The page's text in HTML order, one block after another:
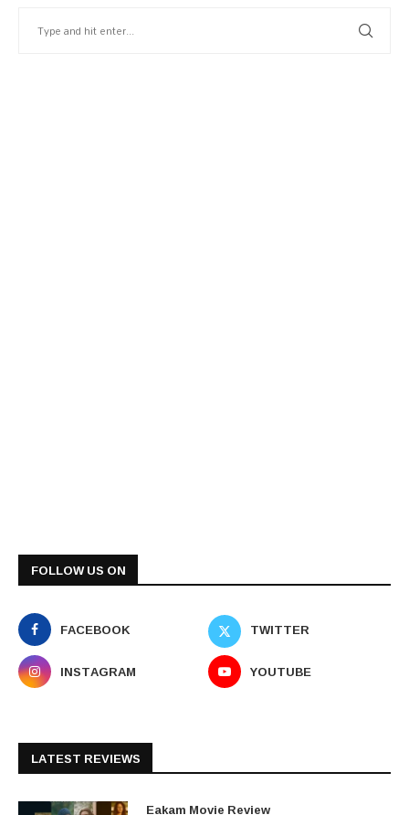
FOLLOW US ON
FACEBOOK
TWITTER
INSTAGRAM
YOUTUBE
LATEST REVIEWS
Eakam Movie Review